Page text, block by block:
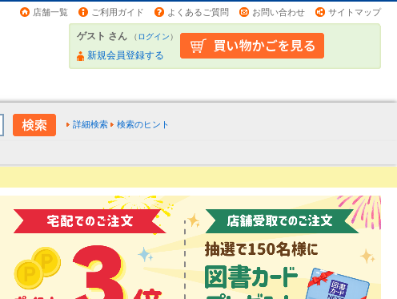
店舗一覧 ご利用ガイド よくあるご質問 お問い合わせ サイトマップ
ゲスト さん （ログイン）
新規会員登録する
詳細検索 検索のヒント